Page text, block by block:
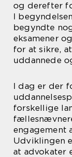
og derefter
I
begyndte
eksamener
for at sikre,
uddannede
I dag er der
forskellige
engagement
Udviklingen
at advokater